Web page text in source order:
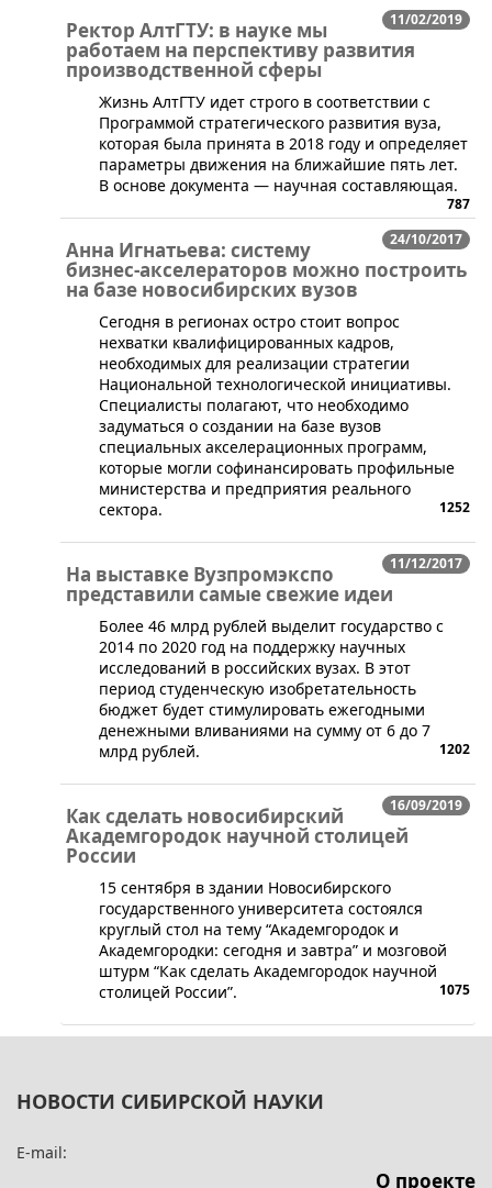
11/02/2019
Ректор АлтГТУ: в науке мы
работаем на перспективу развития
производственной сферы
Жизнь АлтГТУ идет строго в соответствии с
Программой стратегического развития вуза,
которая была принята в 2018 году и определяет
параметры движения на ближайшие пять лет.
В основе документа — научная составляющая.
787
24/10/2017
Анна Игнатьева: систему
бизнес-акселераторов можно построить
на базе новосибирских вузов
​Сегодня в регионах остро стоит вопрос
нехватки квалифицированных кадров,
необходимых для реализации стратегии
Национальной технологической инициативы.
Специалисты полагают, что необходимо
задуматься о создании на базе вузов
специальных акселерационных программ,
которые могли софинансировать профильные
министерства и предприятия реального
сектора.
1252
11/12/2017
На выставке Вузпромэкспо
представили самые свежие идеи
​Более 46 млрд рублей выделит государство с
2014 по 2020 год на поддержку научных
исследований в российских вузах. В этот
период студенческую изобретательность
бюджет будет стимулировать ежегодными
денежными вливаниями на сумму от 6 до 7
млрд рублей.
1202
16/09/2019
Как сделать новосибирский
Академгородок научной столицей
России
​15 сентября в здании Новосибирского
государственного университета состоялся
круглый стол на тему “Академгородок и
Академгородки: сегодня и завтра” и мозговой
штурм “Как сделать Академгородок научной
столицей России”.
1075
НОВОСТИ СИБИРСКОЙ НАУКИ
E-mail:
О проекте